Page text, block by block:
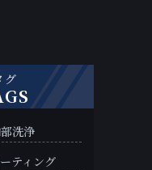
グ
洗浄
ティング